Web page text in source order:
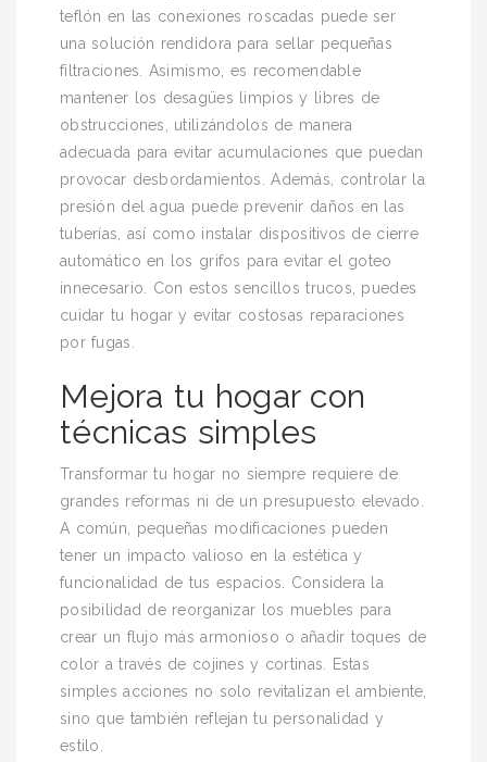
teflón en las conexiones roscadas puede ser
una solución rendidora para sellar pequeñas
filtraciones. Asimismo, es recomendable
mantener los desagües limpios y libres de
obstrucciones, utilizándolos de manera
adecuada para evitar acumulaciones que puedan
provocar desbordamientos. Además, controlar la
presión del agua puede prevenir daños en las
tuberías, así como instalar dispositivos de cierre
automático en los grifos para evitar el goteo
innecesario. Con estos sencillos trucos, puedes
cuidar tu hogar y evitar costosas reparaciones
por fugas.
Mejora tu hogar con
técnicas simples
Transformar tu hogar no siempre requiere de
grandes reformas ni de un presupuesto elevado.
A común, pequeñas modificaciones pueden
tener un impacto valioso en la estética y
funcionalidad de tus espacios. Considera la
posibilidad de reorganizar los muebles para
crear un flujo más armonioso o añadir toques de
color a través de cojines y cortinas. Estas
simples acciones no solo revitalizan el ambiente,
sino que también reflejan tu personalidad y
estilo.